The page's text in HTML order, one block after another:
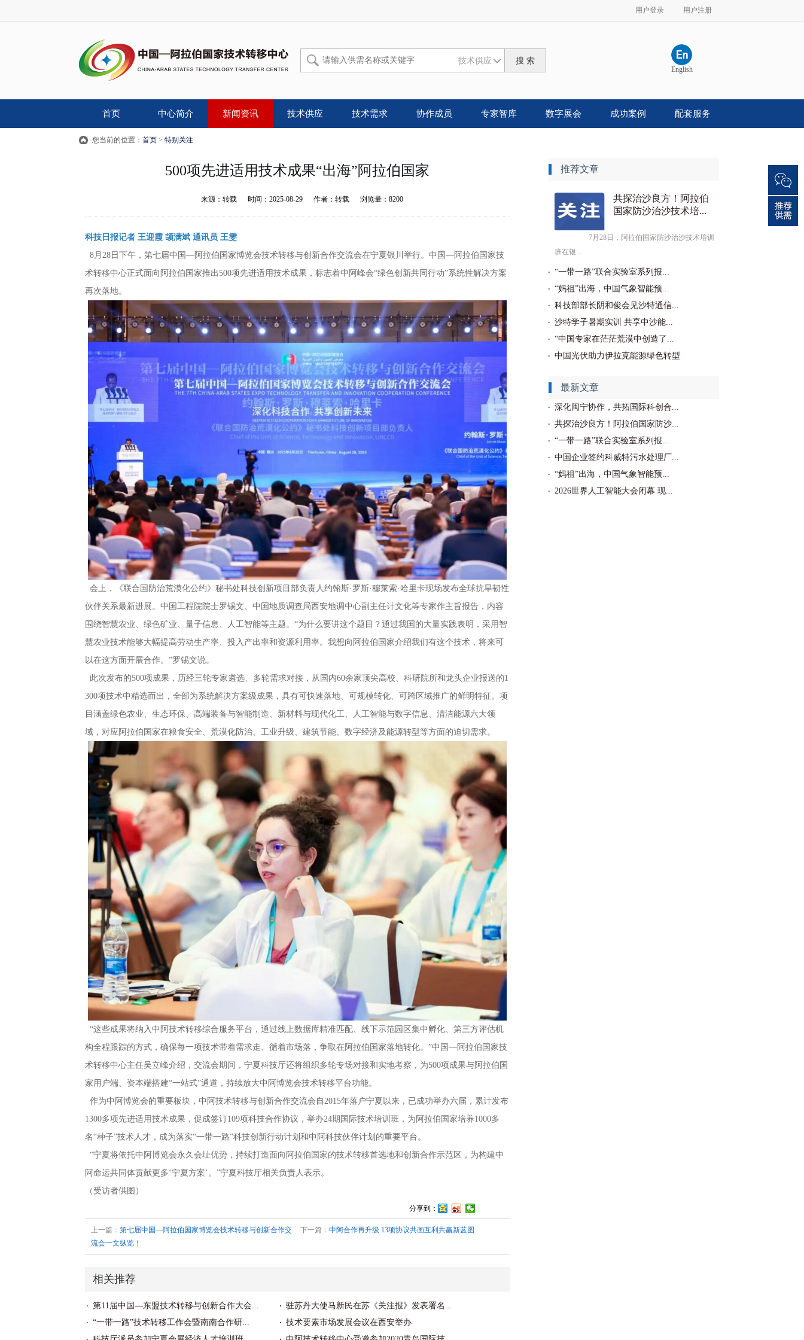
用户登录 用户注册
English
技术供应
首页 中心简介 新闻资讯 技术供应 技术需求 协作成员 专家智库 数字展会 成功案例 配套服务
您当前的位置： 首页 > 特别关注
500项先进适用技术成果“出海”阿拉伯国家
来源： 转载 时间： 2025-08-29 作者： 转载 浏览量： 8200
科技日报记者 王迎霞 颉满斌 通讯员 王雯
8月28日下午，第七届中国—阿拉伯国家博览会技术转移与创新合作交流会在宁夏银川举行。中国—阿拉伯国家技
术转移中心正式面向阿拉伯国家推出500项先进适用技术成果，标志着中阿峰会“绿色创新共同行动”系统性解决方案
再次落地。
会上，《联合国防治荒漠化公约》秘书处科技创新项目部负责人约翰斯·罗斯·穆莱索·哈里卡现场发布全球抗旱韧性
伙伴关系最新进展。中国工程院院士罗锡文、中国地质调查局西安地调中心副主任计文化等专家作主旨报告，内容
围绕智慧农业、绿色矿业、量子信息、人工智能等主题。“为什么要讲这个题目？通过我国的大量实践表明，采用智
慧农业技术能够大幅提高劳动生产率、投入产出率和资源利用率。我想向阿拉伯国家介绍我们有这个技术，将来可
以在这方面开展合作。”罗锡文说。
此次发布的500项成果，历经三轮专家遴选、多轮需求对接，从国内60余家顶尖高校、科研院所和龙头企业报送的1
300项技术中精选而出，全部为系统解决方案级成果，具有可快速落地、可规模转化、可跨区域推广的鲜明特征。项
目涵盖绿色农业、生态环保、高端装备与智能制造、新材料与现代化工、人工智能与数字信息、清洁能源六大领
域，对应阿拉伯国家在粮食安全、荒漠化防治、工业升级、建筑节能、数字经济及能源转型等方面的迫切需求。
“这些成果将纳入中阿技术转移综合服务平台，通过线上数据库精准匹配、线下示范园区集中孵化、第三方评估机
构全程跟踪的方式，确保每一项技术带着需求走、循着市场落，争取在阿拉伯国家落地转化。”中国—阿拉伯国家技
术转移中心主任吴立峰介绍，交流会期间，宁夏科技厅还将组织多轮专场对接和实地考察，为500项成果与阿拉伯国
家用户端、资本端搭建“一站式”通道，持续放大中阿博览会技术转移平台功能。
作为中阿博览会的重要板块，中阿技术转移与创新合作交流会自2015年落户宁夏以来，已成功举办六届，累计发布
1300多项先进适用技术成果，促成签订109项科技合作协议，举办24期国际技术培训班，为阿拉伯国家培养1000多
名“种子”技术人才，成为落实“一带一路”科技创新行动计划和中阿科技伙伴计划的重要平台。
“宁夏将依托中阿博览会永久会址优势，持续打造面向阿拉伯国家的技术转移首选地和创新合作示范区，为构建中
阿命运共同体贡献更多‘宁夏方案’。”宁夏科技厅相关负责人表示。
（受访者供图）
分享到：
上一篇： 第七届中国—阿拉伯国家博览会技术转移与创新合作交
流会一文纵览！
下一篇： 中阿合作再升级 13项协议共画互利共赢新蓝图
相关推荐
第11届中国—东盟技术转移与创新合作大会...
驻苏丹大使马新民在苏《关注报》发表署名...
“一带一路”技术转移工作会暨南南合作研...
技术要素市场发展会议在西安举办
推荐文章
共探治沙良方！阿拉伯
国家防沙治沙技术培...
7月28日，阿拉伯国家防沙治沙技术培训
班在银...
“一带一路”联合实验室系列报...
“妈祖”出海，中国气象智能预...
科技部部长阴和俊会见沙特通信...
沙特学子暑期实训 共享中沙能...
“中国专家在茫茫荒漠中创造了...
中国光伏助力伊拉克能源绿色转型
最新文章
深化闽宁协作，共拓国际科创合...
共探治沙良方！阿拉伯国家防沙...
“一带一路”联合实验室系列报...
中国企业签约科威特污水处理厂...
“妈祖”出海，中国气象智能预...
2026世界人工智能大会闭幕 现...